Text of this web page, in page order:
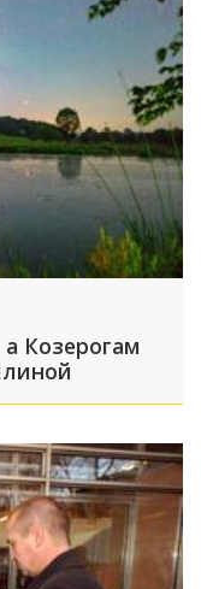
Козерогам